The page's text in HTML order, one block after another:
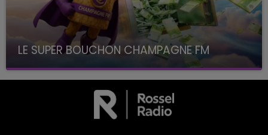
LE SUPER BOUCHON CHAMPAGNE FM
avec La Famille Champagne FM, à 8H10